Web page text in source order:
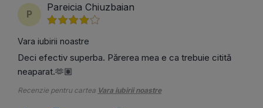
P
Pareicia Chiuzbaian
Vara iubirii noastre
Deci efectiv superba. Părerea mea e ca trebuie citită
neaparat.🫶🏽
Recenzie pentru cartea Vara iubirii noastre